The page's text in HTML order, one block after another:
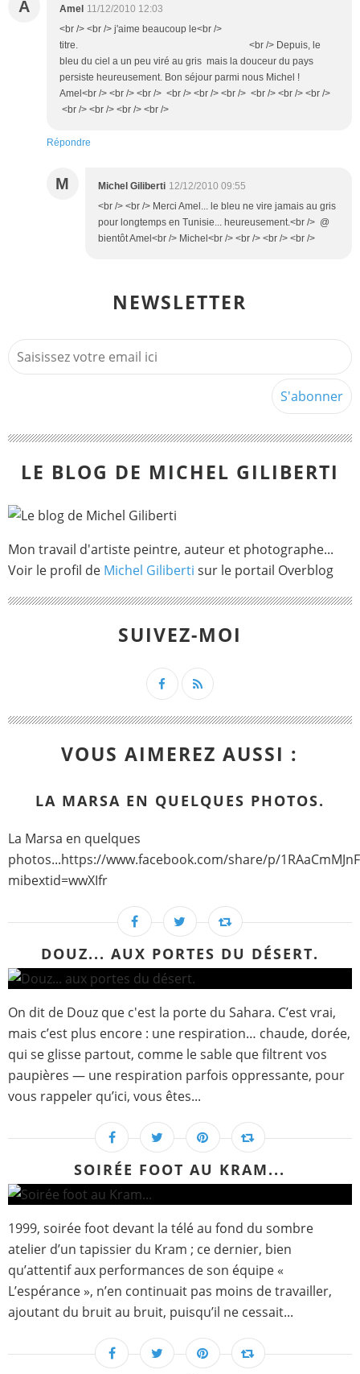
A Amel 11/12/2010 12:03
<br /> <br /> j'aime beaucoup le<br />
titre. <br /> Depuis, le
bleu du ciel a un peu viré au gris mais la douceur du pays
persiste heureusement. Bon séjour parmi nous Michel !
Amel<br /> <br /> <br /> <br /> <br /> <br /> <br /> <br /> <br />
<br /> <br /> <br /> <br />
Répondre
M Michel Giliberti 12/12/2010 09:55
<br /> <br /> Merci Amel... le bleu ne vire jamais au gris
pour longtemps en Tunisie... heureusement.<br /> @
bientôt Amel<br /> Michel<br /> <br /> <br /> <br />
NEWSLETTER
LE BLOG DE MICHEL GILIBERTI
Mon travail d'artiste peintre, auteur et photographe...
Voir le profil de Michel Giliberti sur le portail Overblog
SUIVEZ-MOI
VOUS AIMEREZ AUSSI :
LA MARSA EN QUELQUES PHOTOS.
La Marsa en quelques
photos...https://www.facebook.com/share/p/
mibextid=wwXIfr
DOUZ... AUX PORTES DU DÉSERT.
On dit de Douz que c'est la porte du Sahara. C’est vrai,
mais c’est plus encore : une respiration… chaude, dorée,
qui se glisse partout, comme le sable que filtrent vos
paupières — une respiration parfois oppressante, pour
vous rappeler qu’ici, vous êtes...
SOIRÉE FOOT AU KRAM...
1999, soirée foot devant la télé au fond du sombre
atelier d’un tapissier du Kram ; ce dernier, bien
qu’attentif aux performances de son équipe «
L’espérance », n’en continuait pas moins de travailler,
ajoutant du bruit au bruit, puisqu’il ne cessait...